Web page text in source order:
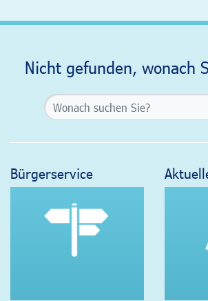
Nicht gefunden, wonach
Bürgerservice